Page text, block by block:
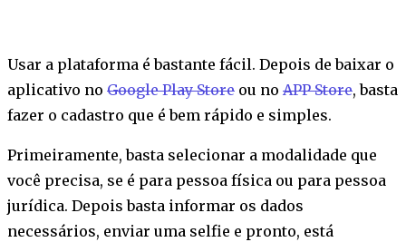
Usar a plataforma é bastante fácil. Depois de baixar o
aplicativo no Google Play Store ou no APP Store, basta
fazer o cadastro que é bem rápido e simples.
Primeiramente, basta selecionar a modalidade que
você precisa, se é para pessoa física ou para pessoa
jurídica. Depois basta informar os dados
necessários, enviar uma selfie e pronto, está